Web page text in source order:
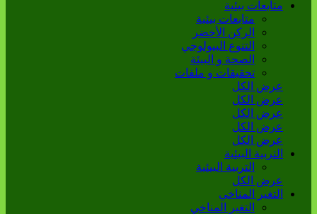
متابعات بيئية
متابعات بيئية
الركن الأخضر
التنوع البيولوجي
الصحة و البيئة
تحقيقات و ملفات
عرض الكل
عرض الكل
عرض الكل
عرض الكل
عرض الكل
التربية البيئية
التربية البيئية
عرض الكل
التغير المناخي
التغير المناخي